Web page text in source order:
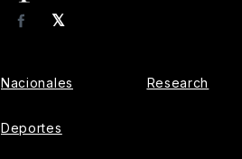
𝕏
Facebook
Nacionales
Deportes
Research